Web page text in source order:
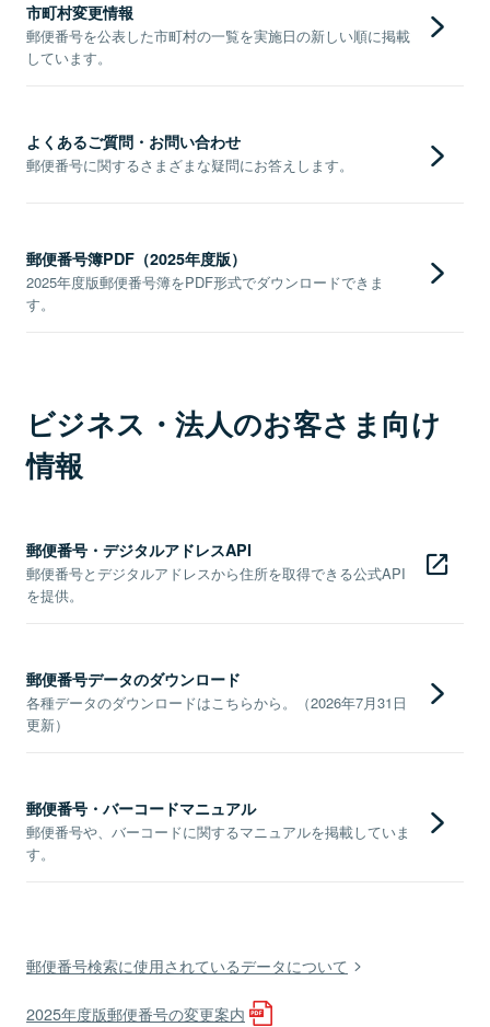
市町村変更情報
郵便番号を公表した市町村の一覧を実施日の新しい順に掲載
しています。
よくあるご質問・お問い合わせ
郵便番号に関するさまざまな疑問にお答えします。
郵便番号簿PDF（2025年度版）
2025年度版郵便番号簿をPDF形式でダウンロードできま
す。
ビジネス・法人のお客さま向け
情報
郵便番号・デジタルアドレスAPI
郵便番号とデジタルアドレスから住所を取得できる公式API
を提供。
郵便番号データのダウンロード
各種データのダウンロードはこちらから。（2026年7月31日
更新）
郵便番号・バーコードマニュアル
郵便番号や、バーコードに関するマニュアルを掲載していま
す。
郵便番号検索に使用されているデータについて
2025年度版郵便番号の変更案内